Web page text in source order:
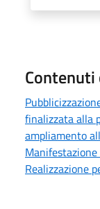
finalizzata alla
ampliamento
Realizzazione